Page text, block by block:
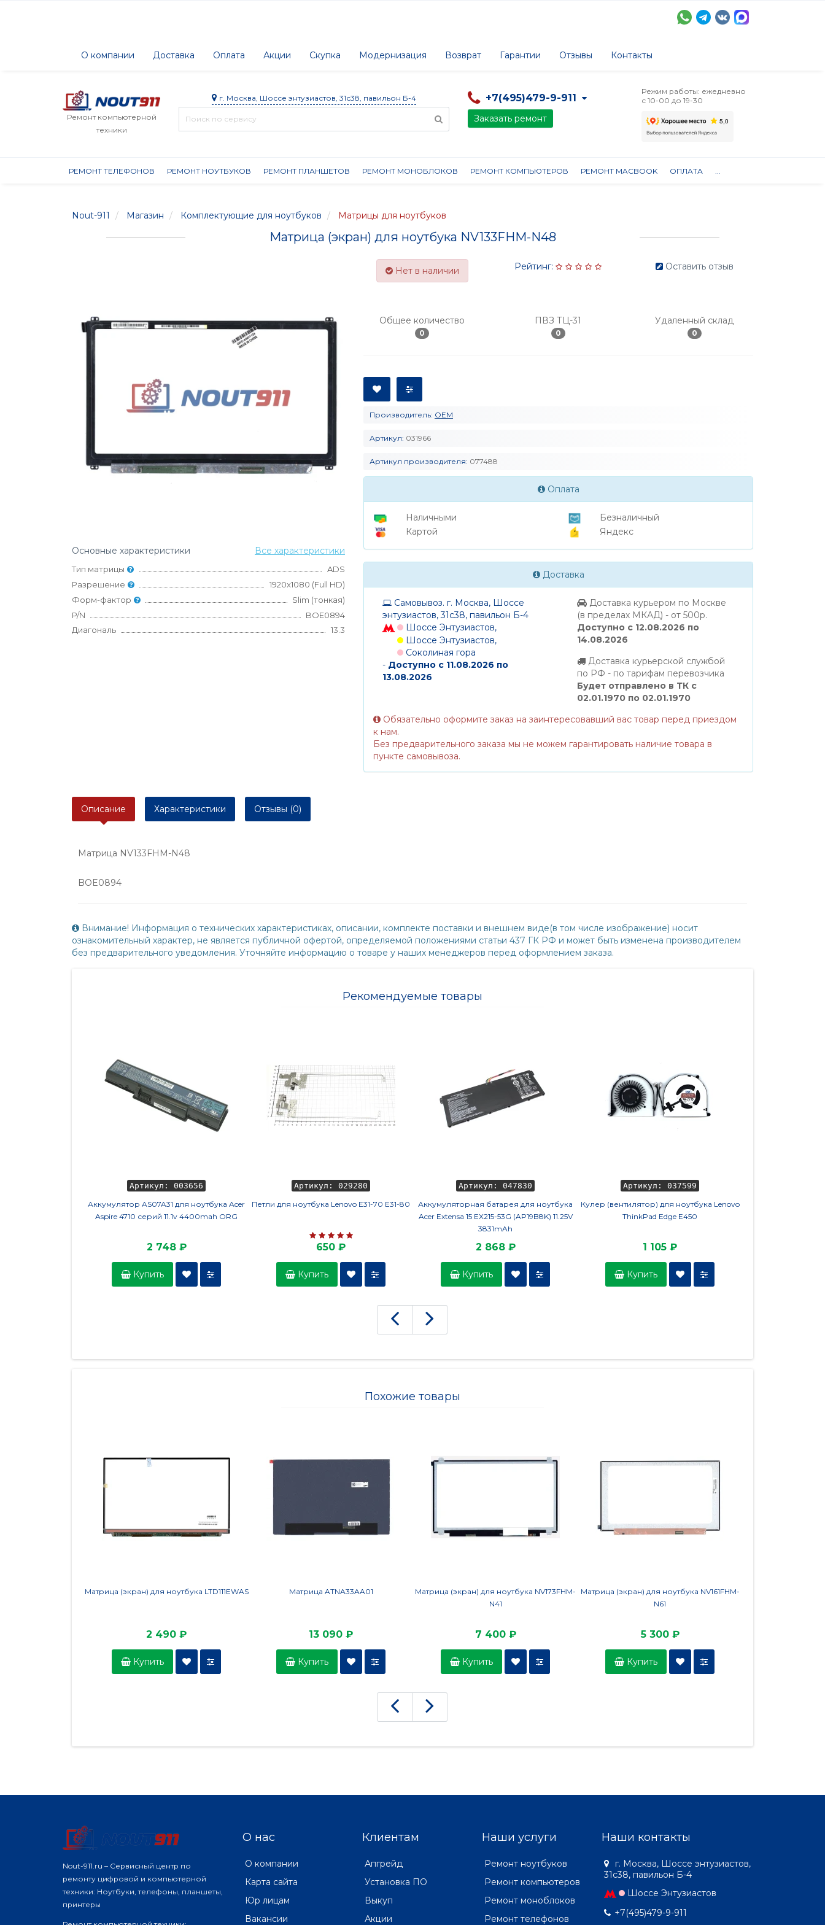
О компании Доставка Оплата Акции Скупка Модернизация Возврат Гарантии Отзывы Контакты
Ремонт компьютерной
техники
г. Москва, Шоссе энтузиастов, 31с38, павильон Б-4 +7(495)479-9-911
Заказать ремонт
Режим работы: ежедневно
с 10-00 до 19-30
РЕМОНТ ТЕЛЕФОНОВ РЕМОНТ НОУТБУКОВ РЕМОНТ ПЛАНШЕТОВ РЕМОНТ МОНОБЛОКОВ РЕМОНТ КОМПЬЮТЕРОВ РЕМОНТ MACBOOK ОПЛАТА ...
Nout-911 Магазин Комплектующие для ноутбуков Матрицы для ноутбуков
Матрица (экран) для ноутбука NV133FHM-N48
Основные характеристики Все характеристики
Тип матрицы
ADS
Разрешение
1920x1080 (Full HD)
Форм-фактор
Slim (тонкая)
P/N
BOE0894
Диагональ
13.3
Нет в наличии
Общее количество
0
Рейтинг:
ПВЗ ТЦ-31
0
Оставить отзыв
Удаленный склад
0
Производитель: OEM
Артикул: 031966
Артикул производителя: 077488
Оплата
Наличными
Картой
Безналичный
Яндекс
Доставка
Самовывоз. г. Москва, Шоссе
энтузиастов, 31с38, павильон Б-4
Шоссе Энтузиастов,
Шоссе Энтузиастов,
Соколиная гора
- Доступно с 11.08.2026 по
13.08.2026
Доставка курьером по Москве
(в пределах МКАД) - от 500р.
Доступно с 12.08.2026 по
14.08.2026
Доставка курьерской службой
по РФ - по тарифам перевозчика
Будет отправлено в ТК с
02.01.1970 по 02.01.1970
Обязательно оформите заказ на заинтересовавший вас товар перед приездом
к нам.
Без предварительного заказа мы не можем гарантировать наличие товара в
пункте самовывоза.
Описание Характеристики Отзывы (0)
Матрица NV133FHM-N48
BOE0894
Внимание! Информация о технических характеристиках, описании, комплекте поставки и внешнем виде(в том числе изображение) носит
ознакомительный характер, не является публичной офертой, определяемой положениями статьи 437 ГК РФ и может быть изменена производителем
без предварительного уведомления. Уточняйте информацию о товаре у наших менеджеров перед оформлением заказа.
Рекомендуемые товары
Артикул: 003656
Аккумулятор AS07A31 для ноутбука Acer
Aspire 4710 серий 11.1v 4400mah ORG
2 748 ₽
Купить
Артикул: 029280
Петли для ноутбука Lenovo E31-70 E31-80
650 ₽
Купить
Артикул: 047830
Аккумуляторная батарея для ноутбука
Acer Extensa 15 EX215-53G (AP19B8K) 11.25V
3831mAh
2 868 ₽
Купить
Артикул: 037599
Кулер (вентилятор) для ноутбука Lenovo
ThinkPad Edge E450
1 105 ₽
Купить
Похожие товары
Матрица (экран) для ноутбука LTD111EWAS
2 490 ₽
Купить
Матрица ATNA33AA01
13 090 ₽
Купить
Матрица (экран) для ноутбука NV173FHM-
N41
7 400 ₽
Купить
Матрица (экран) для ноутбука NV161FHM-
N61
5 300 ₽
Купить
Nout-911.ru – Сервисный центр по
ремонту цифровой и компьютерной
техники: Ноутбуки, телефоны, планшеты,
принтеры
О нас
О компании
Карта сайта
Юр лицам
Вакансии
Клиентам
Апгрейд
Установка ПО
Выкуп
Акции
Наши услуги
Ремонт ноутбуков
Ремонт компьютеров
Ремонт моноблоков
Ремонт телефонов
Наши контакты
г. Москва, Шоссе энтузиастов,
31с38, павильон Б-4
Шоссе Энтузиастов
+7(495)479-9-911